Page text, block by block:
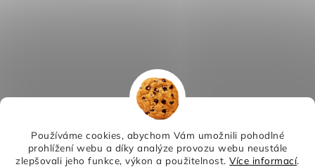
Používáme cookies, abychom Vám umožnili pohodlné
prohlížení webu a díky analýze provozu webu neustále
zlepšovali jeho funkce, výkon a použitelnost.Více informací.